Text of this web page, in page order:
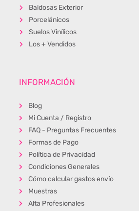
Baldosas Exterior
Porcelánicos
Suelos Vinílicos
Los + Vendidos
INFORMACIÓN
Blog
Mi Cuenta / Registro
FAQ - Preguntas Frecuentes
Formas de Pago
Política de Privacidad
Condiciones Generales
Cómo calcular gastos envío
Muestras
Alta Profesionales